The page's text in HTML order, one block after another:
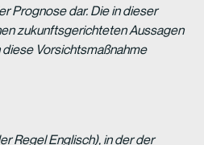
Prognose dar. Die in dieser
zukunftsgerichteten Aussagen
Vorsichtsmaßnahme
Regel Englisch), in der der